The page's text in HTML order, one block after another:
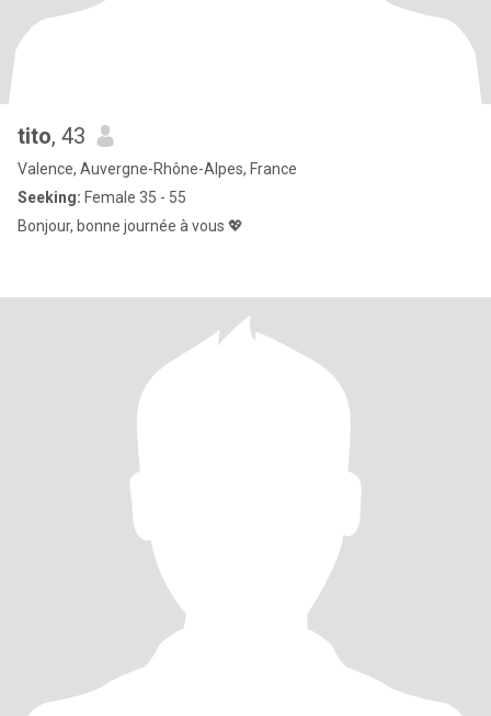
tito, 43
Valence, Auvergne-Rhône-Alpes, France
Seeking: Female 35 - 55
Bonjour, bonne journée à vous 💖